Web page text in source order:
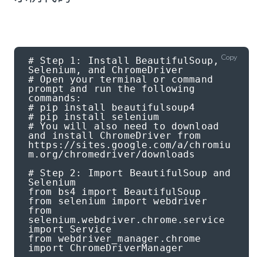
# Step 1: Install BeautifulSoup,
Selenium, and ChromeDriver
# Open your terminal or command
prompt and run the following
commands:
# pip install beautifulsoup4
# pip install selenium
# You will also need to download
and install ChromeDriver from
https://sites.google.com/a/chromiu
m.org/chromedriver/downloads
# Step 2: Import BeautifulSoup and
Selenium
from bs4 import BeautifulSoup
from selenium import webdriver
from
selenium.webdriver.chrome.service
import Service
from webdriver_manager.chrome
import ChromeDriverManager
Copy